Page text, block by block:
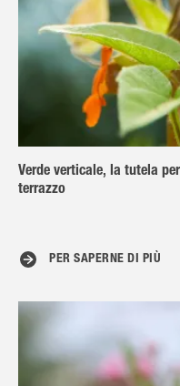
Verde verticale, la tutela
terrazzo
PER SAPERNE DI PIÙ